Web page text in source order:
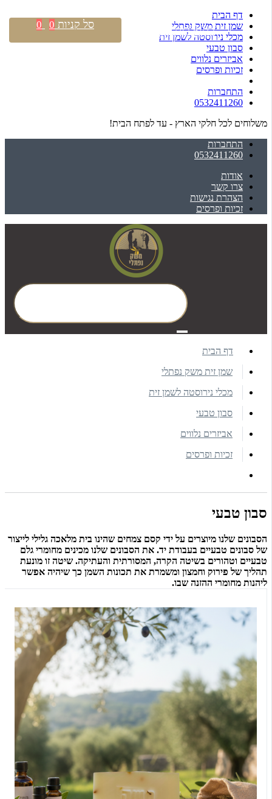
דף הבית
שמן זית משק נפתלי
מכלי נירוסטה לשמן זית
סבון טבעי
אביזרים נלווים
זכיות ופרסים
התחברות
0532411260
משלוחים לכל חלקי הארץ - עד לפתח הבית!
התחברות
0532411260
אודות
צרו קשר
הצהרת נגישות
זכיות ופרסים
התחברות \ הרשמה סל קניות 0
0
דף הבית
שמן זית משק נפתלי
מכלי נירוסטה לשמן זית
סבון טבעי
אביזרים נלווים
זכיות ופרסים
סבון טבעי
הסבונים שלנו מיוצרים על ידי קסם צמחים שהינו בית מלאכה גלילי לייצור
של סבונים טבעיים בעבודת יד. את הסבונים שלנו מכינים מחומרי גלם
טבעיים וטהורים בשיטה הקרה, המסורתית והעתיקה. שיטה זו מונעת
תהליך של פירוק וחמצון ומשמרת את תכונות השמן כך שיהיה אפשר
ליהנות מחומרי ההזנה שבו.